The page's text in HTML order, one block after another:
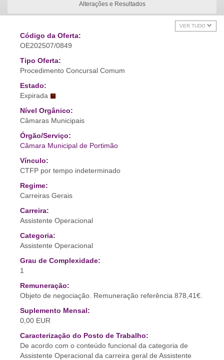
Alterações e Resultados
VER TUDO
Código da Oferta:
OE202507/0849
Tipo Oferta:
Procedimento Concursal Comum
Estado:
Expirada
Nível Orgânico:
Câmaras Municipais
Órgão/Serviço:
Câmara Municipal de Portimão
Vínculo:
CTFP por tempo indeterminado
Regime:
Carreiras Gerais
Carreira:
Assistente Operacional
Categoria:
Assistente Operacional
Grau de Complexidade:
1
Remuneração:
Objeto de negociação. Remuneração referência 878,41€.
Suplemento Mensal:
0,00 EUR
Caracterização do Posto de Trabalho:
De acordo com o conteúdo funcional da categoria de
Assistente Operacional da carreira geral de Assistente